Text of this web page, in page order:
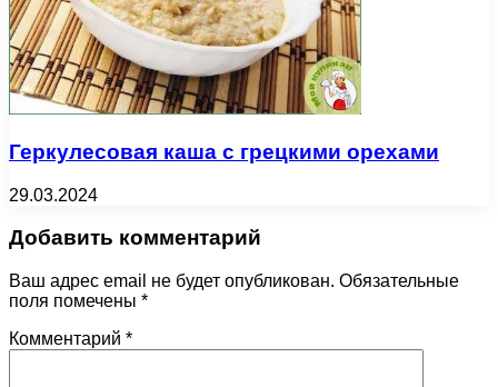
Геркулесовая каша с грецкими орехами
29.03.2024
Добавить комментарий
Ваш адрес email не будет опубликован. Обязательные
поля помечены *
Комментарий *